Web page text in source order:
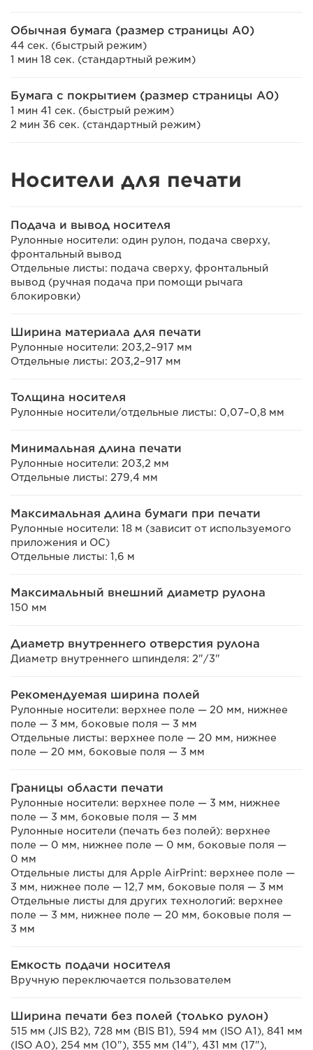
Обычная бумага (размер страницы A0)
44 сек. (быстрый режим)
1 мин 18 сек. (стандартный режим)
Бумага с покрытием (размер страницы A0)
1 мин 41 сек. (быстрый режим)
2 мин 36 сек. (стандартный режим)
Носители для печати
Подача и вывод носителя
Рулонные носители: один рулон, подача сверху,
фронтальный вывод
Отдельные листы: подача сверху, фронтальный
вывод (ручная подача при помощи рычага
блокировки)
Ширина материала для печати
Рулонные носители: 203,2–917 мм
Отдельные листы: 203,2–917 мм
Толщина носителя
Рулонные носители/отдельные листы: 0,07–0,8 мм
Минимальная длина печати
Рулонные носители: 203,2 мм
Отдельные листы: 279,4 мм
Максимальная длина бумаги при печати
Рулонные носители: 18 м (зависит от используемого
приложения и ОС)
Отдельные листы: 1,6 м
Максимальный внешний диаметр рулона
150 мм
Диаметр внутреннего отверстия рулона
Диаметр внутреннего шпинделя: 2"/3"
Рекомендуемая ширина полей
Рулонные носители: верхнее поле — 20 мм, нижнее
поле — 3 мм, боковые поля — 3 мм
Отдельные листы: верхнее поле — 20 мм, нижнее
поле — 20 мм, боковые поля — 3 мм
Границы области печати
Рулонные носители: верхнее поле — 3 мм, нижнее
поле — 3 мм, боковые поля — 3 мм
Рулонные носители (печать без полей): верхнее
поле — 0 мм, нижнее поле — 0 мм, боковые поля —
0 мм
Отдельные листы для Apple AirPrint: верхнее поле —
3 мм, нижнее поле — 12,7 мм, боковые поля — 3 мм
Отдельные листы для других технологий: верхнее
поле — 3 мм, нижнее поле — 20 мм, боковые поля —
3 мм
Емкость подачи носителя
Вручную переключается пользователем
Ширина печати без полей (только рулон)
515 мм (JIS B2), 728 мм (BIS B1), 594 мм (ISO A1), 841 мм
(ISO A0), 254 мм (10"), 355 мм (14"), 431 мм (17"),